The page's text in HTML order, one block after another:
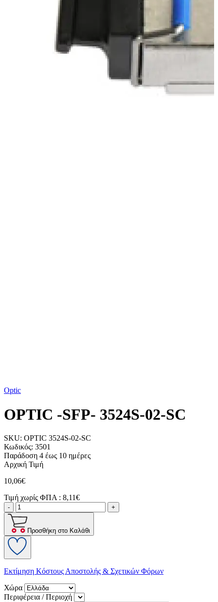
Optic
OPTIC -SFP- 3524S-02-SC
SKU: OPTIC 3524S-02-SC
Κωδικός: 3501
Παράδοση 4 έως 10 ημέρες
Αρχική Τιμή
10,06€
Τιμή χωρίς ΦΠΑ : 8,11€
- +
Προσθήκη στο Καλάθι
Εκτίμηση Κόστους Αποστολής & Σχετικών Φόρων
Χώρα
Περιφέρεια / Περιοχή